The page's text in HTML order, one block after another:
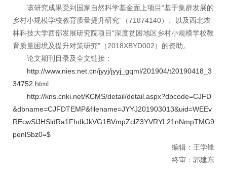
该研究成果受到国家自然科学基金面上项目“基于集群发展的
乡村小规模学校教育质量提升研究”（71874140）、以及西北农
林科技大学西部发展研究院项目“深度贫困地区乡村小规模学校教
育质量困境及提升对策研究”（2018XBYD002）的资助。
论文期刊目录及全文链接：
http://www.nies.net.cn/jyyj/jyyj_gqml/201904/t20190418_3
34752.html
http://kns.cnki.net/KCMS/detail/detail.aspx?dbcode=CJFD
&dbname=CJFDTEMP&filename=JYYJ201903013&uid=WEEv
REcwSlJHSldRa1FhdkJkVG1BVmpZclZ3YVRYL21nNmpTMG9
penlSbz0=$
编辑：王学锋
终审：郭建东